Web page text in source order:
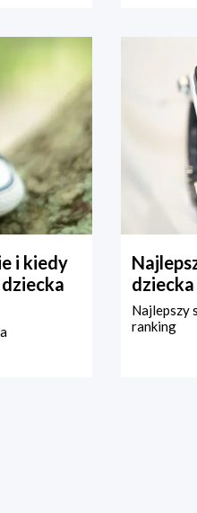
i kiedy
Najlepszy
ranking